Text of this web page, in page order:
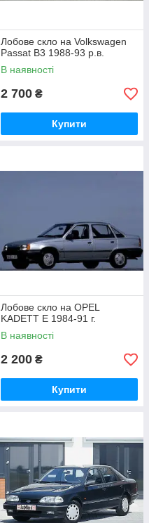
Лобове скло на Volkswagen
Passat B3 1988-93 р.в.
В наявності
2 700 ₴
Купити
Лобове скло на OPEL
KADETT E 1984-91 г.
В наявності
2 200 ₴
Купити